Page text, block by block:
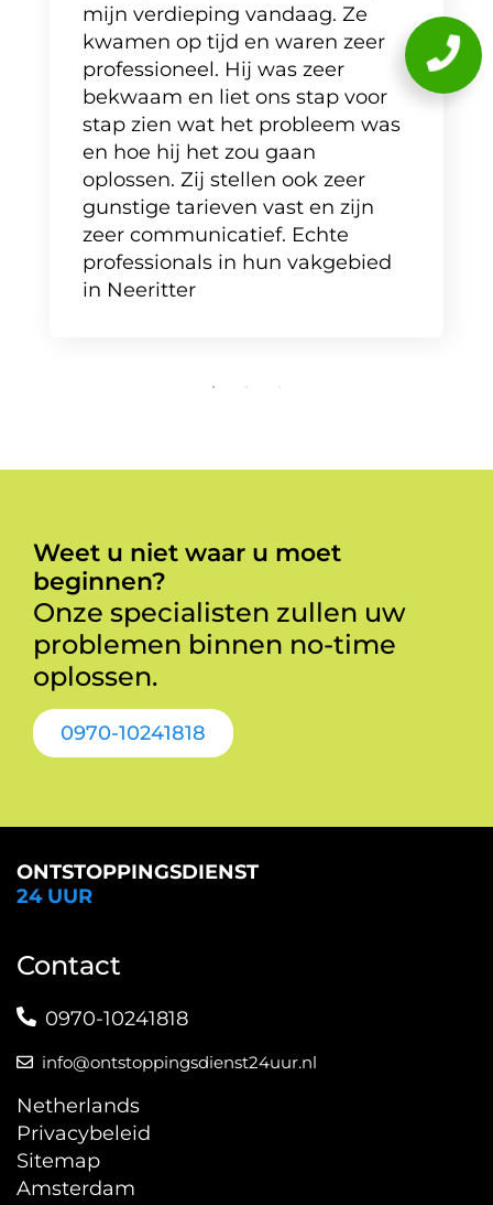
mijn verdieping vandaag. Ze
kwamen op tijd en waren zeer
professioneel. Hij was zeer
bekwaam en liet ons stap voor
stap zien wat het probleem was
en hoe hij het zou gaan
oplossen. Zij stellen ook zeer
gunstige tarieven vast en zijn
zeer communicatief. Echte
professionals in hun vakgebied
in Neeritter
Weet u niet waar u moet
beginnen?
Onze specialisten zullen uw
problemen binnen no-time
oplossen.
0970-10241818
ONTSTOPPINGSDIENST
24 UUR
Contact
0970-10241818
info@ontstoppingsdienst24uur.nl
Netherlands
Privacybeleid
Sitemap
Amsterdam